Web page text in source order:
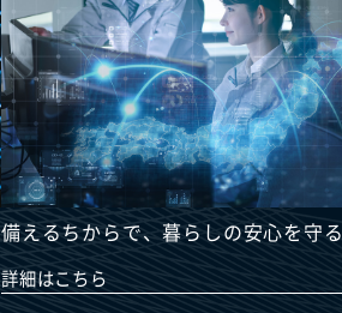
備えるちからで、暮らしの安心を守る
詳細はこちら